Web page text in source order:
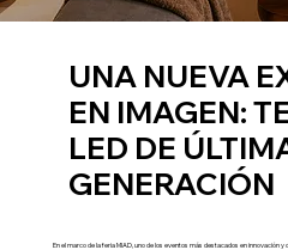
UNA NUEVA
EN IMAGEN:
LED DE
GENERACIÓN
En el marco de la feria MIAD, uno de los eventos más destacados en innovación